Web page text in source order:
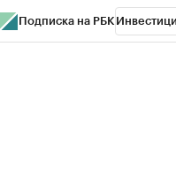
Подписка на РБК